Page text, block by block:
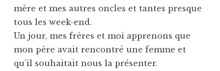
mère et mes autres oncles et tantes presque
tous les week-end.
Un jour, mes frères et moi apprenons que
mon père avait rencontré une femme et
qu’il souhaitait nous la présenter.